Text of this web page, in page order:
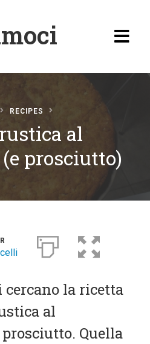
RECIPES
al
prosciutto)
la ricetta
al
Quella